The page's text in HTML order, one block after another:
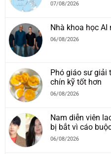
07/08/2026
Nhà khoa học AI
06/08/2026
Phó giáo sư giải
chín kỹ tốt hơn
06/08/2026
Nam diễn viên
bị bắt vì cáo
06/08/2026